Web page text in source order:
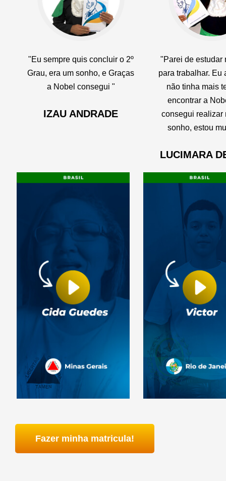
"Eu sempre quis concluir o 2º
Grau, era um sonho, e Graças
a Nobel consegui "
IZAU ANDRADE
"Parei de estudar
para trabalhar. Eu
não tinha mais
encontrar a
consegui realizar
sonho, estou
LUCIMARA
Fazer minha matricula!